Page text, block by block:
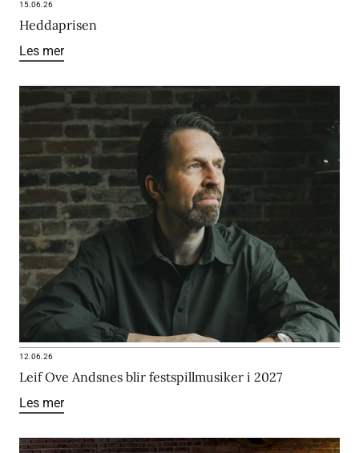
15.06.26
Heddaprisen
Les mer
12.06.26
Leif Ove Andsnes blir festspillmusiker i 2027
Les mer